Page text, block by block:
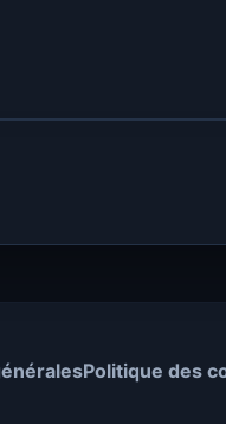
Politique des